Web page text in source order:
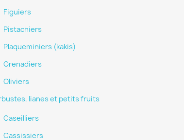
Figuiers
Pistachiers
Plaqueminiers (kakis)
Grenadiers
Oliviers
lianes et petits fruits
Caseilliers
Cassissiers